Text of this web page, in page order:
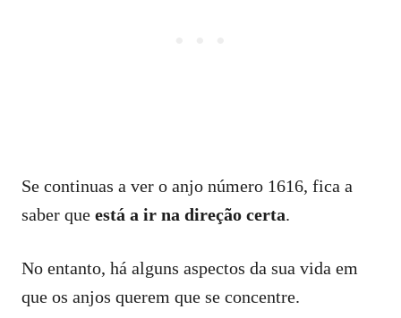
Se continuas a ver o anjo número 1616, fica a
saber que está a ir na direção certa.
No entanto, há alguns aspectos da sua vida em
que os anjos querem que se concentre.